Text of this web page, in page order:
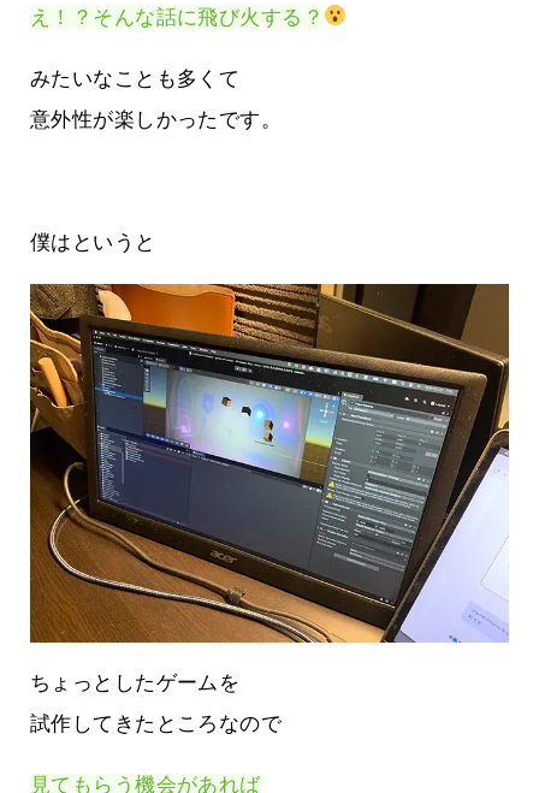
え！？そんな話に飛び火する？
みたいなことも多くて
意外性が楽しかったです。
僕はというと
ちょっとしたゲームを
試作してきたところなので
見てもらう機会があれば